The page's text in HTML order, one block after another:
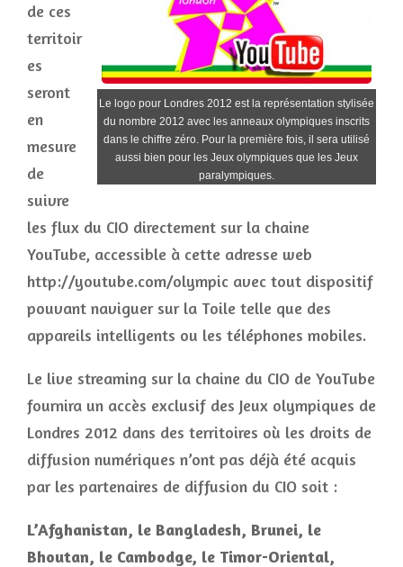
Le logo pour Londres 2012 est la représentation stylisée
du nombre 2012 avec les anneaux olympiques inscrits
dans le chiffre zéro. Pour la première fois, il sera utilisé
aussi bien pour les Jeux olympiques que les Jeux
paralympiques.
de ces
territoir
es
seront
en
mesure
de
suivre
les flux du CIO directement sur la chaine
YouTube, accessible à cette adresse web
http://youtube.com/olympic avec tout dispositif
pouvant naviguer sur la Toile telle que des
appareils intelligents ou les téléphones mobiles.
Le live streaming sur la chaine du CIO de YouTube
fournira un accès exclusif des Jeux olympiques de
Londres 2012 dans des territoires où les droits de
diffusion numériques n’ont pas déjà été acquis
par les partenaires de diffusion du CIO soit :
L’Afghanistan, le Bangladesh, Brunei, le
Bhoutan, le Cambodge, le Timor-Oriental,